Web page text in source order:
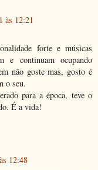
às 12:21
forte e músicas
e continuam ocupando
não goste mas, gosto é
o seu.
para a época, teve o
É a vida!
12:48